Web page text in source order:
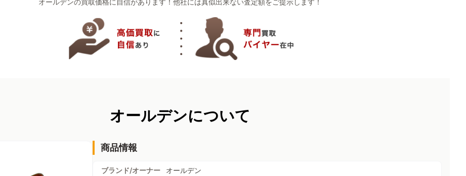
オールデンについて
商品情報
ブランド/オーナー オールデン